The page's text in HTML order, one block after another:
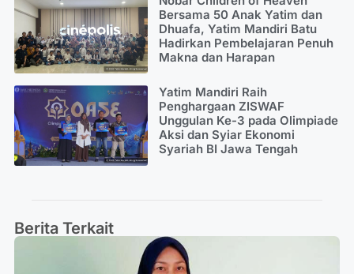
Bersama 50 Anak Yatim dan
Dhuafa, Yatim Mandiri Batu
Hadirkan Pembelajaran Penuh
Makna dan Harapan
Yatim Mandiri Raih
Penghargaan ZISWAF
Unggulan Ke-3 pada Olimpiade
Aksi dan Syiar Ekonomi
Syariah BI Jawa Tengah
Berita Terkait